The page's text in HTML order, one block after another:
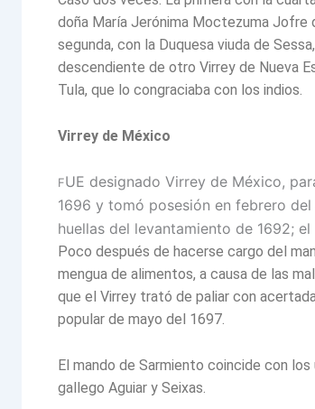
doña María Jerónima Moctezuma Jofre
segunda, con la Duquesa viuda de
descendiente de otro Virrey de Nueva
Tula, que lo congraciaba con los indios.
Virrey de México
FUE designado Virrey de México,
1696 y tomó po­sesión en febrero
huellas del levantamiento de 1692;
Poco después de hacerse cargo del
mengua de alimentos, a causa de las
que el Virrey trató de paliar con
popular de mayo del 1697.
El mando de Sarmiento coincide con
gallego Aguiar y Seixas.